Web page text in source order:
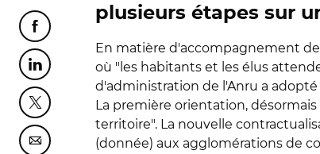
Partager cette page sur Facebook
Partager cette page sur Linkedin
Partager cette page sur Twitter
Partager cette page sur Courriel
plusieurs étapes sur
En matière d'accompagnement
où "les habitants et les élus
d'administration de l'Anru a
La première orientation,
territoire". La nouvelle
(donnée) aux agglomérations de